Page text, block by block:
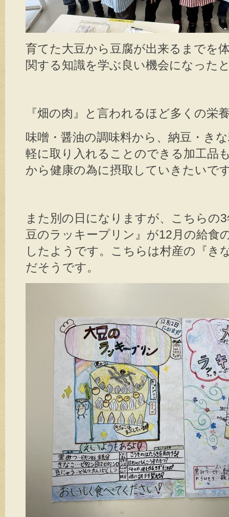
育てた大豆から豆腐が出来るまでを
関する知識を学ぶ良い機会になった
『畑の肉』と言われるほど多くの栄
味噌・醤油の調味料から、納豆・き
軽に取り入れることのできる加工品
から健康の為に摂取していきたいで
また別の日になりますが、こちらの
豆のラッキープリン』が12月の給食
したようです。こちらは村産の『き
だそうです。